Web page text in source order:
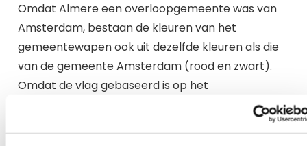
Omdat Almere een overloopgemeente was van
Amsterdam, bestaan de kleuren van het
gemeentewapen ook uit dezelfde kleuren als die
van de gemeente Amsterdam (rood en zwart).
Omdat de vlag gebaseerd is op het
gemeentewapen, heeft de vlag ook de kleuren